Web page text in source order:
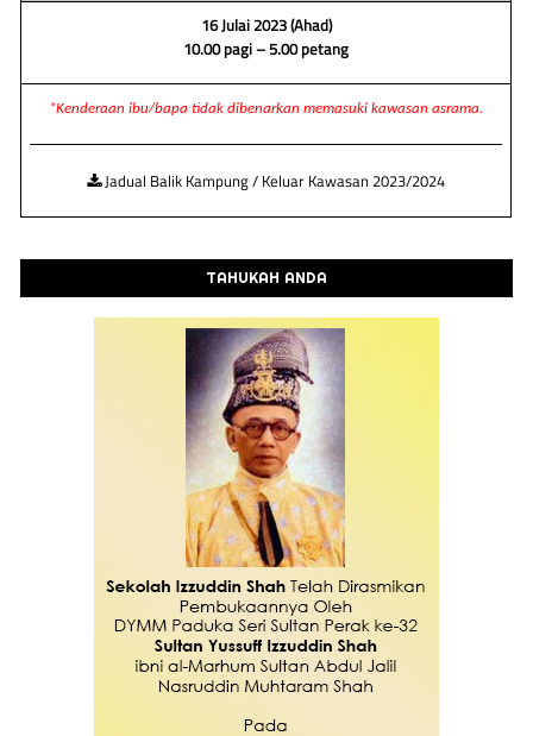
16 Julai 2023 (Ahad)
10.00 pagi – 5.00 petang
*Kenderaan ibu/bapa tidak dibenarkan memasuki kawasan asrama.
Jadual Balik Kampung / Keluar Kawasan 2023/2024
TAHUKAH ANDA